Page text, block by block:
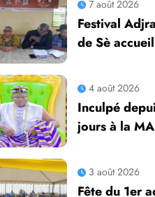
7 août 2026
Festival
de Sè
Dangnivo
4 août 2026
Inculpé
jours à la
Kinnifo
3 août 2026
Fête du 1er